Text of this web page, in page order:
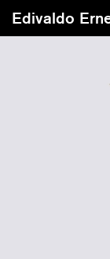
Edivaldo